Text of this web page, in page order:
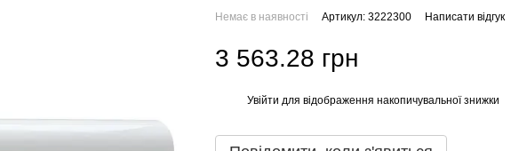
Немає в наявності Артикул: 3222300 Написати відгук
3 563.28 грн
Увійти для відображення накопичувальної знижки